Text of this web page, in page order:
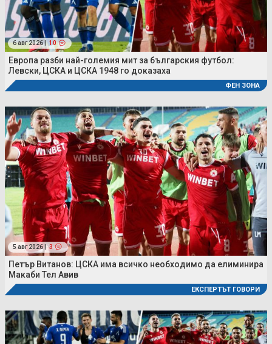
6 авг 2026 | 10
Европа разби най-големия мит за българския футбол:
Левски, ЦСКА и ЦСКА 1948 го доказаха
ФЕН ЗОНА
5 авг 2026 | 3
Петър Витанов: ЦСКА има всичко необходимо да елиминира
Макаби Тел Авив
ЕКСПЕРТЪТ ГОВОРИ